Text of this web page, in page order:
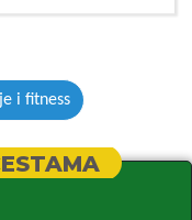
i fitness